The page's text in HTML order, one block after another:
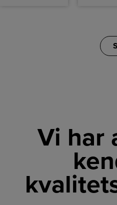
Vi har